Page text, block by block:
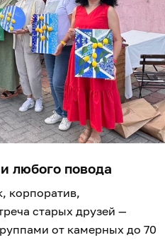
любого повода
корпоратив,
старых друзей —
от камерных до 70